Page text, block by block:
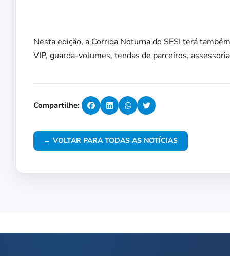
Nesta edição, a Corrida Noturna do SESI terá
VIP, guarda-volumes, tendas de parceiros,
Compartilhe:
← VOLTAR PARA TODAS AS NOTÍCIAS